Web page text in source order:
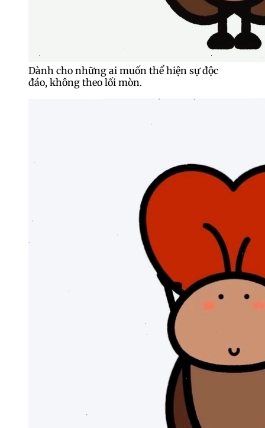
Dành cho những ai muốn thể hiện sự độc
đáo, không theo lối mòn.